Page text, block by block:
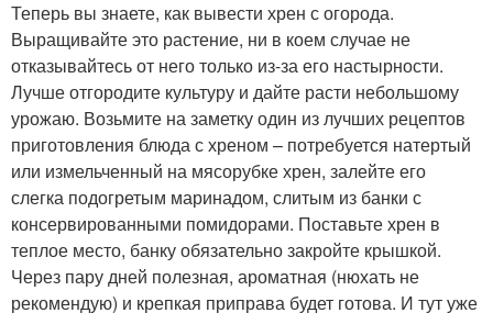
Теперь вы знаете, как вывести хрен с огорода.
Выращивайте это растение, ни в коем случае не
отказывайтесь от него только из-за его настырности.
Лучше отгородите культуру и дайте расти небольшому
урожаю. Возьмите на заметку один из лучших рецептов
приготовления блюда с хреном – потребуется натертый
или измельченный на мясорубке хрен, залейте его
слегка подогретым маринадом, слитым из банки с
консервированными помидорами. Поставьте хрен в
теплое место, банку обязательно закройте крышкой.
Через пару дней полезная, ароматная (нюхать не
рекомендую) и крепкая приправа будет готова. И тут уже